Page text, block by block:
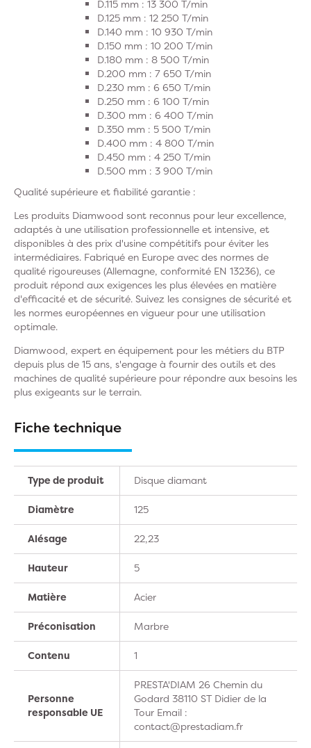
D.115 mm : 13 300 T/min
D.125 mm : 12 250 T/min
D.140 mm : 10 930 T/min
D.150 mm : 10 200 T/min
D.180 mm : 8 500 T/min
D.200 mm : 7 650 T/min
D.230 mm : 6 650 T/min
D.250 mm : 6 100 T/min
D.300 mm : 6 400 T/min
D.350 mm : 5 500 T/min
D.400 mm : 4 800 T/min
D.450 mm : 4 250 T/min
D.500 mm : 3 900 T/min
Qualité supérieure et fiabilité garantie :
Les produits Diamwood sont reconnus pour leur excellence,
adaptés à une utilisation professionnelle et intensive, et
disponibles à des prix d'usine compétitifs pour éviter les
intermédiaires. Fabriqué en Europe avec des normes de
qualité rigoureuses (Allemagne, conformité EN 13236), ce
produit répond aux exigences les plus élevées en matière
d'efficacité et de sécurité. Suivez les consignes de sécurité et
les normes européennes en vigueur pour une utilisation
optimale.
Diamwood, expert en équipement pour les métiers du BTP
depuis plus de 15 ans, s'engage à fournir des outils et des
machines de qualité supérieure pour répondre aux besoins les
plus exigeants sur le terrain.
Fiche technique
Type de produit Disque diamant
Diamètre 125
Alésage 22,23
Hauteur 5
Matière Acier
Préconisation Marbre
Contenu 1
Personne
responsable UE
PRESTA'DIAM 26 Chemin du
Godard 38110 ST Didier de la
Tour Email :
contact@prestadiam.fr